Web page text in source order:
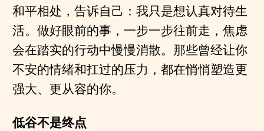
和平相处，告诉自己：我只是想认真对待生
活。做好眼前的事，一步一步往前走，焦虑
会在踏实的行动中慢慢消散。那些曾经让你
不安的情绪和扛过的压力，都在悄悄塑造更
强大、更从容的你。
低谷不是终点